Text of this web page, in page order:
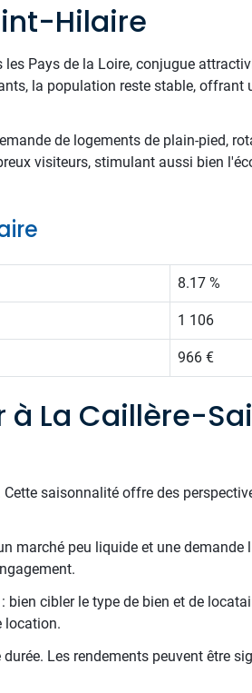
Hilaire
Pays de la Loire, conjugue
la population reste stable, offrant
de logements de plain-pied,
visiteurs, stimulant aussi bien
8.17 %
1 106
966 €
La Caillère-
saisonnalité offre des
marché peu liquide et une demande
cibler le type de bien et de
location.
Les rendements peuvent être